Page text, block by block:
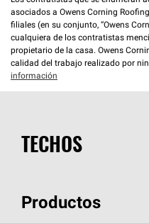
asociados a Owens Corning
filiales (en su conjunto, “Owens
cualquiera de los contratistas
propietario de la casa. Owens
calidad del trabajo realizado por
información
TECHOS
Productos